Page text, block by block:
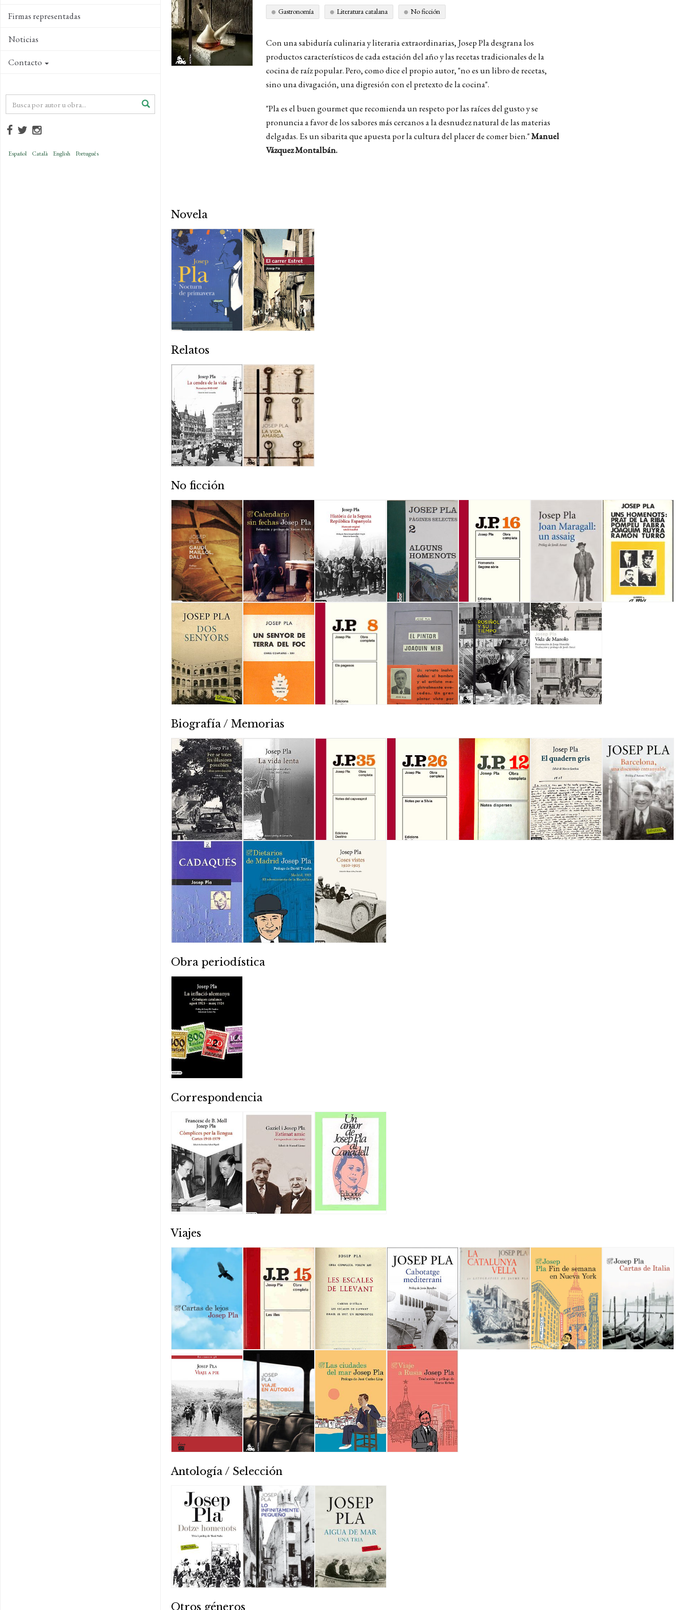
Firmas representadas
Noticias
Contacto
Español Català English Português
Gastronomía Literatura catalana No ficción
Con una sabiduría culinaria y literaria extraordinarias, Josep Pla desgrana los
productos característicos de cada estación del año y las recetas tradicionales de la
cocina de raíz popular. Pero, como dice el propio autor, "no es un libro de recetas,
sino una divagación, una digresión con el pretexto de la cocina".
"Pla es el buen gourmet que recomienda un respeto por las raíces del gusto y se
pronuncia a favor de los sabores más cercanos a la desnudez natural de las materias
delgadas. Es un sibarita que apuesta por la cultura del placer de comer bien."Manuel
Vázquez Montalbán.
Novela
Relatos
No ficción
Biografía / Memorias
Obra periodística
Correspondencia
Viajes
Antología / Selección
Otros géneros